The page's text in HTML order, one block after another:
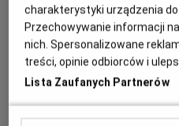
charakterystyki urządzenia
Przechowywanie informacji
nich. Spersonalizowane
treści, opinie odbiorców i
Lista Zaufanych Partnerów